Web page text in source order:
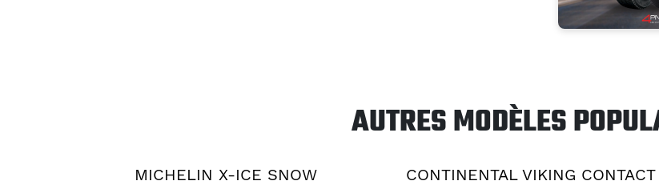
AUTRES MODÈLES
MICHELIN X-ICE SNOW CONTINENTAL VIKING